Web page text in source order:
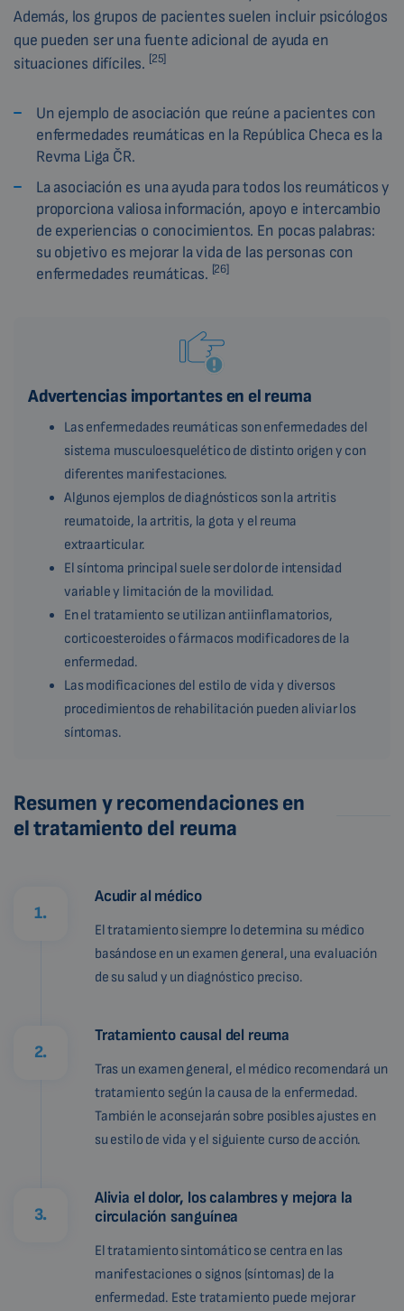
Además, los grupos de pacientes suelen incluir psicólogos
que pueden ser una fuente adicional de ayuda en
situaciones difíciles. [25]
Un ejemplo de asociación que reúne a pacientes con
enfermedades reumáticas en la República Checa es la
Revma Liga ČR.
La asociación es una ayuda para todos los reumáticos y
proporciona valiosa información, apoyo e intercambio
de experiencias o conocimientos. En pocas palabras:
su objetivo es mejorar la vida de las personas con
enfermedades reumáticas. [26]
Advertencias importantes en el reuma
Las enfermedades reumáticas son enfermedades del
sistema musculoesquelético de distinto origen y con
diferentes manifestaciones.
Algunos ejemplos de diagnósticos son la artritis
reumatoide, la artritis, la gota y el reuma
extraarticular.
El síntoma principal suele ser dolor de intensidad
variable y limitación de la movilidad.
En el tratamiento se utilizan antiinflamatorios,
corticoesteroides o fármacos modificadores de la
enfermedad.
Las modificaciones del estilo de vida y diversos
procedimientos de rehabilitación pueden aliviar los
síntomas.
Resumen y recomendaciones en
el tratamiento del reuma
1.
Acudir al médico
El tratamiento siempre lo determina su médico
basándose en un examen general, una evaluación
de su salud y un diagnóstico preciso.
2.
Tratamiento causal del reuma
Tras un examen general, el médico recomendará un
tratamiento según la causa de la enfermedad.
También le aconsejarán sobre posibles ajustes en
su estilo de vida y el siguiente curso de acción.
3.
Alivia el dolor, los calambres y mejora la
circulación sanguínea
El tratamiento sintomático se centra en las
manifestaciones o signos (síntomas) de la
enfermedad. Este tratamiento puede mejorar